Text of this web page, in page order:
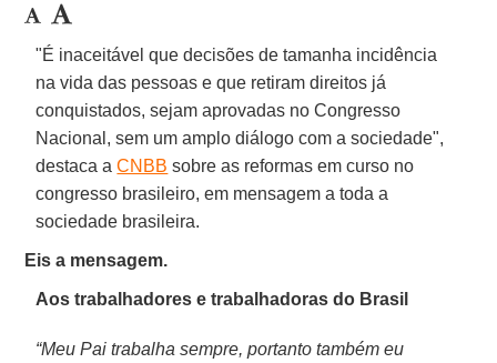
"É inaceitável que decisões de tamanha incidência
na vida das pessoas e que retiram direitos já
conquistados, sejam aprovadas no Congresso
Nacional, sem um amplo diálogo com a sociedade",
destaca aCNBB sobre as reformas em curso no
congresso brasileiro, em mensagem a toda a
sociedade brasileira.
Eis a mensagem.
Aos trabalhadores e trabalhadoras do Brasil
“Meu Pai trabalha sempre, portanto também eu